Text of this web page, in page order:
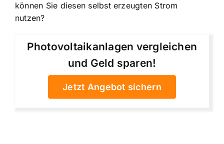
können Sie diesen selbst erzeugten Strom
nutzen?
Photovoltaikanlagen vergleichen
und Geld sparen!
Jetzt Angebot sichern